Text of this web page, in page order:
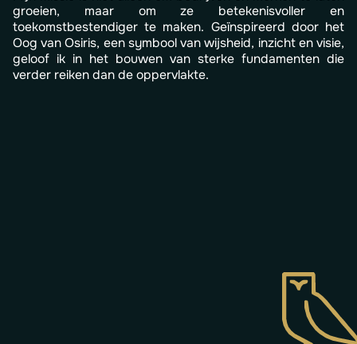
groeien, maar om ze betekenisvoller en
toekomstbestendiger te maken. Geïnspireerd door het
Oog van Osiris, een symbool van wijsheid, inzicht en visie,
geloof ik in het bouwen van sterke fundamenten die
verder reiken dan de oppervlakte.